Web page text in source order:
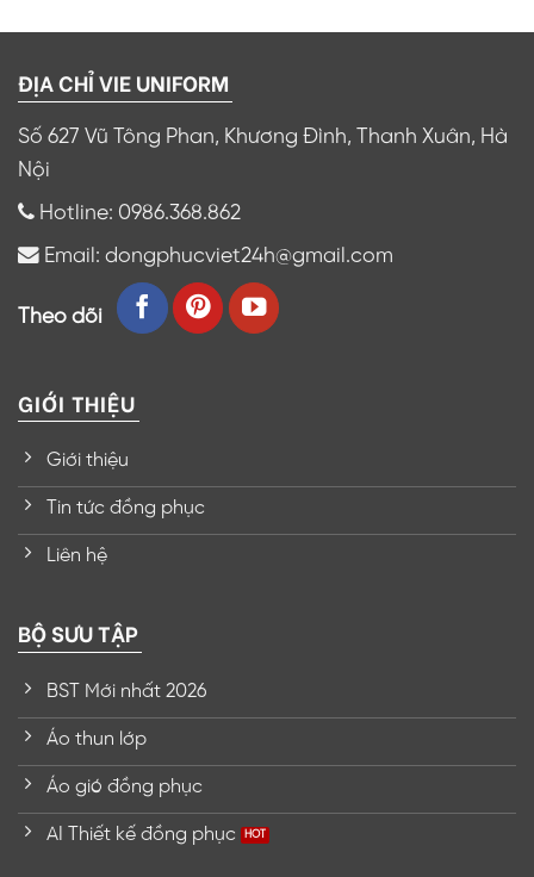
ĐỊA CHỈ VIE UNIFORM
Số 627 Vũ Tông Phan, Khương Đình, Thanh Xuân, Hà
Nội
Hotline: 0986.368.862
Email: dongphucviet24h@gmail.com
Theo dõi
GIỚI THIỆU
Giới thiệu
Tin tức đồng phục
Liên hệ
BỘ SƯU TẬP
BST Mới nhất 2026
Áo thun lớp
Áo gió đồng phục
AI Thiết kế đồng phục